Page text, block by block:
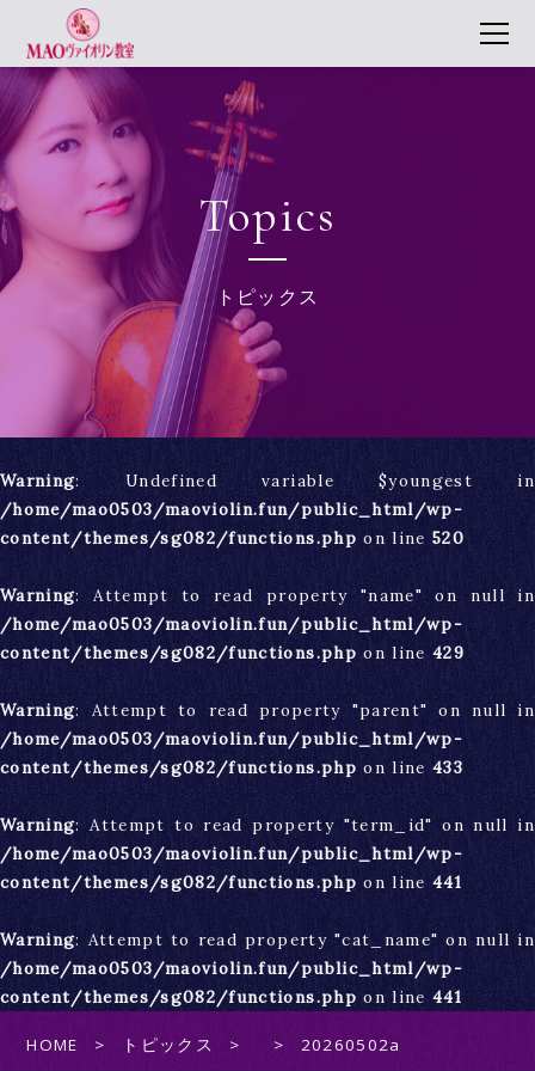
Topics
トピックス
Warning: Undefined variable $youngest in
/home/mao0503/maoviolin.fun/public_html/wp-
content/themes/sg082/functions.php on line520
Warning: Attempt to read property "name" on null in
/home/mao0503/maoviolin.fun/public_html/wp-
content/themes/sg082/functions.php on line429
Warning: Attempt to read property "parent" on null in
/home/mao0503/maoviolin.fun/public_html/wp-
content/themes/sg082/functions.php on line433
Warning: Attempt to read property "term_id" on null in
/home/mao0503/maoviolin.fun/public_html/wp-
content/themes/sg082/functions.php on line441
Warning: Attempt to read property "cat_name" on null in
/home/mao0503/maoviolin.fun/public_html/wp-
content/themes/sg082/functions.phpon line441
HOME トピックス 20260502a